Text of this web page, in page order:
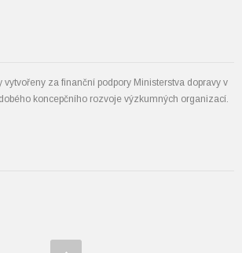
vytvořeny za finanční podpory Ministerstva dopravy v
koncepčního rozvoje výzkumných organizací.